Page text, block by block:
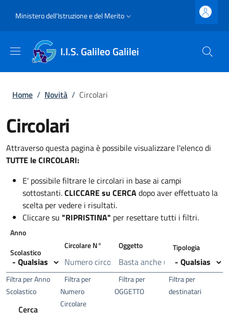
Slim top
Ministero dell'Istruzione e del Merito
I.I.S. Galileo Galilei
Briciole di pane
Home / Novità / Circolari
Circolari
Attraverso questa pagina è possibile visualizzare l'elenco di
TUTTE le CIRCOLARI:
E' possibile filtrare le circolari in base ai campi
sottostanti.CLICCARE su CERCAdopo aver effettuato la
scelta per vedere i risultati.
Cliccare su "RIPRISTINA" per resettare tutti i filtri.
Anno
Scolastico
Filtra per Anno
Scolastico
Circolare N°
Filtra per
Numero
Circolare
Oggetto
Filtra per
OGGETTO
Tipologia
Filtra per
destinatari